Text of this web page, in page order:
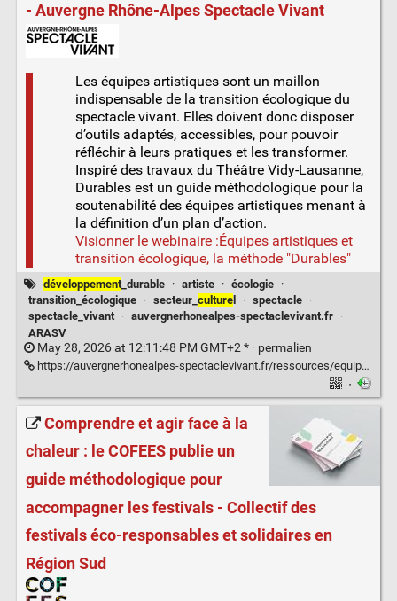
- Auvergne Rhône-Alpes Spectacle Vivant
Les équipes artistiques sont un maillon
indispensable de la transition écologique du
spectacle vivant. Elles doivent donc disposer
d’outils adaptés, accessibles, pour pouvoir
réfléchir à leurs pratiques et les transformer.
Inspiré des travaux du Théâtre Vidy-Lausanne,
Durables est un guide méthodologique pour la
soutenabilité des équipes artistiques menant à
la définition d’un plan d’action.
Visionner le webinaire :Équipes artistiques et
transition écologique, la méthode "Durables"
développement_durable · artiste · écologie ·
transition_écologique
· secteur_ culturel · spectacle ·
spectacle_vivant
· auvergnerhonealpes-spectaclevivant.fr
·
ARASV
May 28, 2026 at 12:11:48 PM GMT+2 * · permalien
https://auvergnerhonealpes-spectaclevivant.fr/ressources/equipes-artistiques-et-transition-ecologique-la-methode-durables/
·
Comprendre et agir face à la
chaleur : le COFEES publie un
guide méthodologique pour
accompagner les festivals - Collectif des
festivals éco-responsables et solidaires en
Région Sud